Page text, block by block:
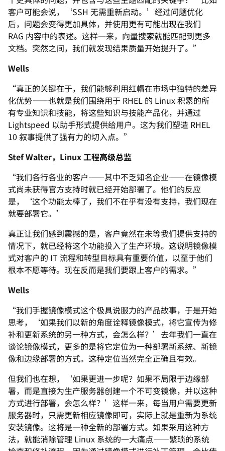
客户可能会说，‘SSH 无需重新启动。’经过问题优化
后，问题会变得更加具体，并使用更有可能出现在我们
RAG 内容中的表述。这样一来，向量搜索就能匹配到更多
文档。突然之间，我们就发现结果质量开始提升了。”
Wells
“真正的关键在于，我们能够利用红帽在市场中独特的差异
化优势——也就是我们围绕用于 RHEL 的 Linux 积累的所
有专业知识和技能，将这些知识与技能产品化，并通过
Lightspeed 以助手形式提供给用户。这为我们塑造 RHEL
10 叙事提供了强有力的切入点。”
Stef Walter，Linux 工程高级总监
“我们各行各业的客户——其中不乏知名企业——在镜像模
式尚未获得官方支持时就已经开始部署了。他们的反应
是，‘这个功能太棒了，我们不在乎有没有支持，我们现在
就要部署它。’
真正让我们感到震撼的是，客户竟然在未等我们提供支持的
情况下，就已经将这个功能投入了生产环境。这说明镜像模
式对客户的 IT 流程和转型目标具有重要价值，以至于他们
根本不愿等待。现在反而是我们要跟上客户的需求。”
Wells
“我们手握镜像模式这个极具说服力的产品故事，于是开始
思考，‘如果我们以新的角度诠释镜像模式，将它宣传为修
补和更新系统的另一种方式，会怎么样？’去年我们一直在
谈论镜像模式，更多的是将它定位为一种部署新系统、新镜
像和边缘部署的方式。这种定位当然完全正确且有效。
但我们也在想，‘如果更进一步呢？如果不局限于边缘部
署，而是直接为生产服务器创建一个不可变镜像，并以这种
方式进行部署，会怎么样？’这样一来，每当用户需要更新
服务器时，只需更新相应镜像即可，实际上就是重新为系统
安装镜像。这将是一种全新的部署方式。如果采用这种方
法，就能消除管理 Linux 系统的一大痛点——繁琐的系统